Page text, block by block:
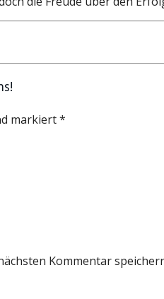
markiert *
Kommentar